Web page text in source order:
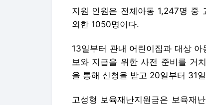
지원 인원은 전체아동 1,247명 중
외한 1050명이다.
13일부터 관내 어린이집과 대상
보와 지급을 위한 사전 준비를 거
을 통해 신청을 받고 20일부터 31
고성형 보육재난지원금은 보육재